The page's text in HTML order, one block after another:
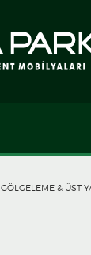
GÖLGELEME & ÜST